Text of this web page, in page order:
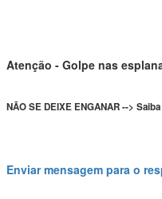
Atenção - Golpe nas
NÃO SE DEIXE ENGANAR -->
Enviar mensagem para o